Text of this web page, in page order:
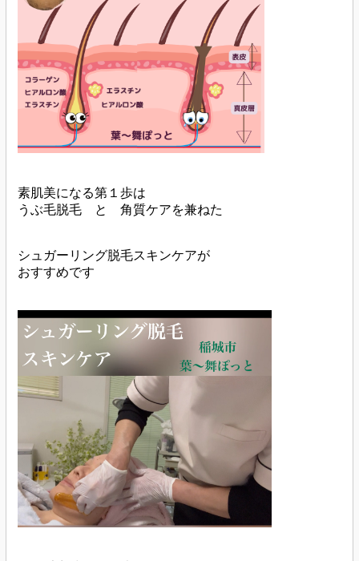
素肌美になる第１歩は
うぶ毛脱毛 と 角質ケアを兼ねた
シュガーリング脱毛スキンケアが
おすすめです